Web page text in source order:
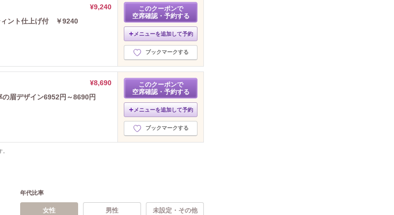
¥9,240
ィント仕上げ付 ￥9240
このクーポンで
空席確認・予約する
メニューを追加して予約
ブックマークする
¥8,690
の眉デザイン6952円～8690円
このクーポンで
空席確認・予約する
メニューを追加して予約
ブックマークする
年代比率
女性 男性 未設定・その他